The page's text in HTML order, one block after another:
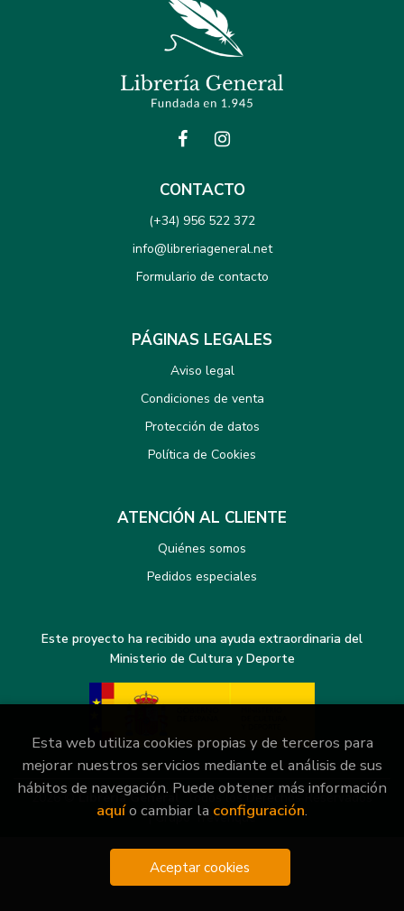
CONTACTO
(+34) 956 522 372
info@libreriageneral.net
Formulario de contacto
PÁGINAS LEGALES
Aviso legal
Condiciones de venta
Protección de datos
Política de Cookies
ATENCIÓN AL CLIENTE
Quiénes somos
Pedidos especiales
Este proyecto ha recibido una ayuda extraordinaria del
Ministerio de Cultura y Deporte
2026 ©Librería General . Todos los Derechos Reservados
|Grupo Trevenque
Esta web utiliza cookies propias y de terceros para
mejorar nuestros servicios mediante el análisis de sus
hábitos de navegación. Puede obtener más información
aquío cambiar la configuración.
Aceptar cookies